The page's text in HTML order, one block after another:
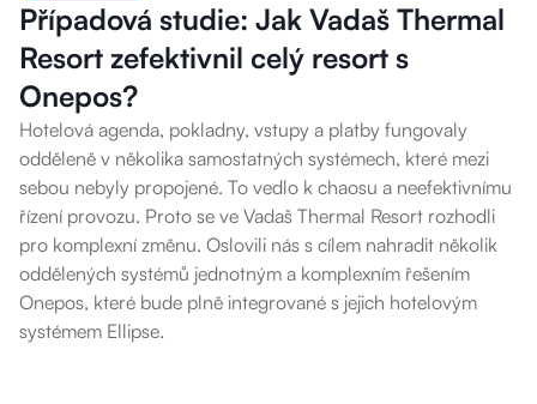
Případová studie: Jak Vadaš Thermal
Resort zefektivnil celý resort s
Onepos?
Hotelová agenda, pokladny, vstupy a platby fungovaly
odděleně v několika samostatných systémech, které mezi
sebou nebyly propojené. To vedlo k chaosu a neefektivnímu
řízení provozu. Proto se ve Vadaš Thermal Resort rozhodli
pro komplexní změnu. Oslovili nás s cílem nahradit několik
oddělených systémů jednotným a komplexním řešením
Onepos, které bude plně integrované s jejich hotelovým
systémem Ellipse.